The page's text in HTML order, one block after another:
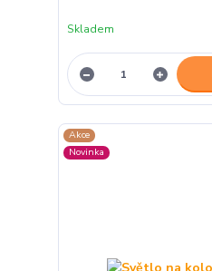
Skladem
Akce
Novinka